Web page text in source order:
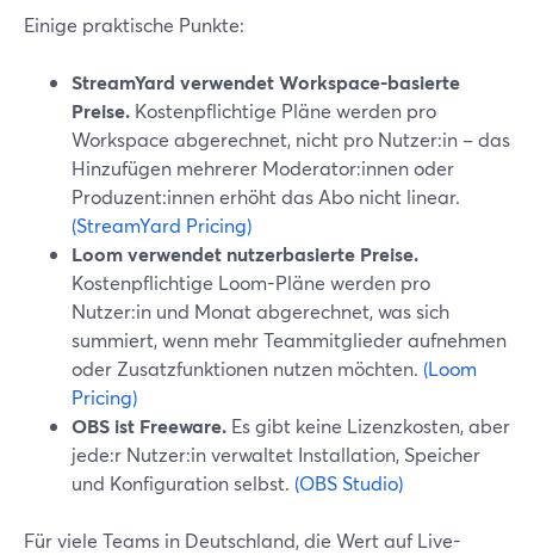
Einige praktische Punkte:
StreamYard verwendet Workspace-basierte
Preise. Kostenpflichtige Pläne werden pro
Workspace abgerechnet, nicht pro Nutzer:in – das
Hinzufügen mehrerer Moderator:innen oder
Produzent:innen erhöht das Abo nicht linear.
(StreamYard Pricing)
Loom verwendet nutzerbasierte Preise.
Kostenpflichtige Loom-Pläne werden pro
Nutzer:in und Monat abgerechnet, was sich
summiert, wenn mehr Teammitglieder aufnehmen
oder Zusatzfunktionen nutzen möchten. (Loom
Pricing)
OBS ist Freeware. Es gibt keine Lizenzkosten, aber
jede:r Nutzer:in verwaltet Installation, Speicher
und Konfiguration selbst. (OBS Studio)
Für viele Teams in Deutschland, die Wert auf Live-